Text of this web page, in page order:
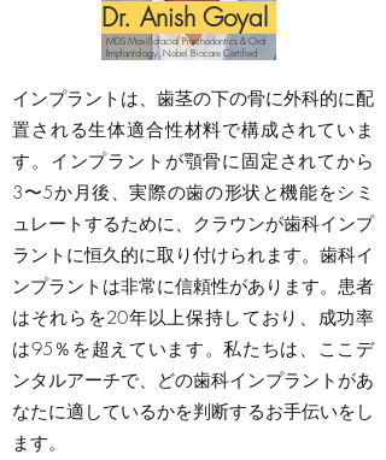
Dr. Anish Goyal
MDS Maxillofacial Prosthodontics & Oral
Implantology, Nobel Biocare Certified
インプラントは、歯茎の下の骨に外科的に配
置される生体適合性材料で構成されていま
す。インプラントが顎骨に固定されてから
3〜5か月後、実際の歯の形状と機能をシミ
ュレートするために、クラウンが歯科インプ
ラントに恒久的に取り付けられます。歯科イ
ンプラントは非常に信頼性があります。患者
はそれらを20年以上保持しており、成功率
は95％を超えています。私たちは、ここデ
ンタルアーチで、どの歯科インプラントがあ
なたに適しているかを判断するお手伝いをし
ます。